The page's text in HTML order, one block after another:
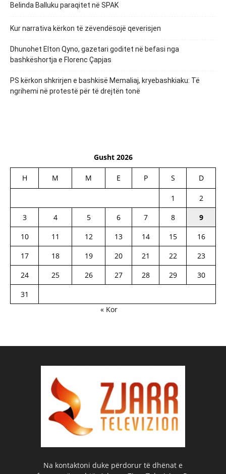
Belinda Balluku paraqitet në SPAK
Kur narrativa kërkon të zëvendësojë qeverisjen
Dhunohet Elton Qyno, gazetari goditet në befasi nga
bashkëshortja e Florenc Çapjas
PS kërkon shkrirjen e bashkisë Memaliaj, kryebashkiaku: Të
ngrihemi në protestë për të drejtën tonë
Gusht 2026
H M M E P S D
1
2
3
4 5 6 7 8
9
10
11 12 13 14 15
16
17
18 19 20 21 22
23
24
25 26 27 28 29
30
31
« Kor
Na kontaktoni duke përdorur të dhënat e